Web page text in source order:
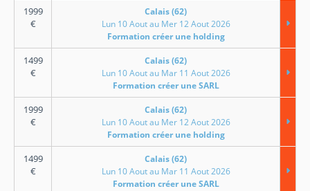
1999
€
Calais (62)
Lun 10 Aout au Mer 12 Aout 2026
Formation créer une holding
1499
€
Calais (62)
Lun 10 Aout au Mar 11 Aout 2026
Formation créer une SARL
1999
€
Calais (62)
Lun 10 Aout au Mer 12 Aout 2026
Formation créer une holding
1499
€
Calais (62)
Lun 10 Aout au Mar 11 Aout 2026
Formation créer une SARL